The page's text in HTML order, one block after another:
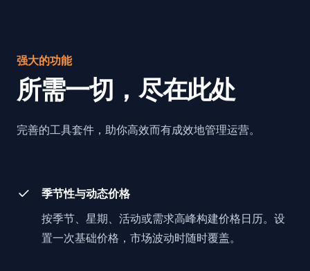
强大的功能
所需一切，尽在此处
完善的工具套件，助你高效而有成效地管理运营。
季节性与动态价格
按季节、星期、活动或需求高峰构建价格日历。设
置一次基础价格，市场波动时随时覆盖。